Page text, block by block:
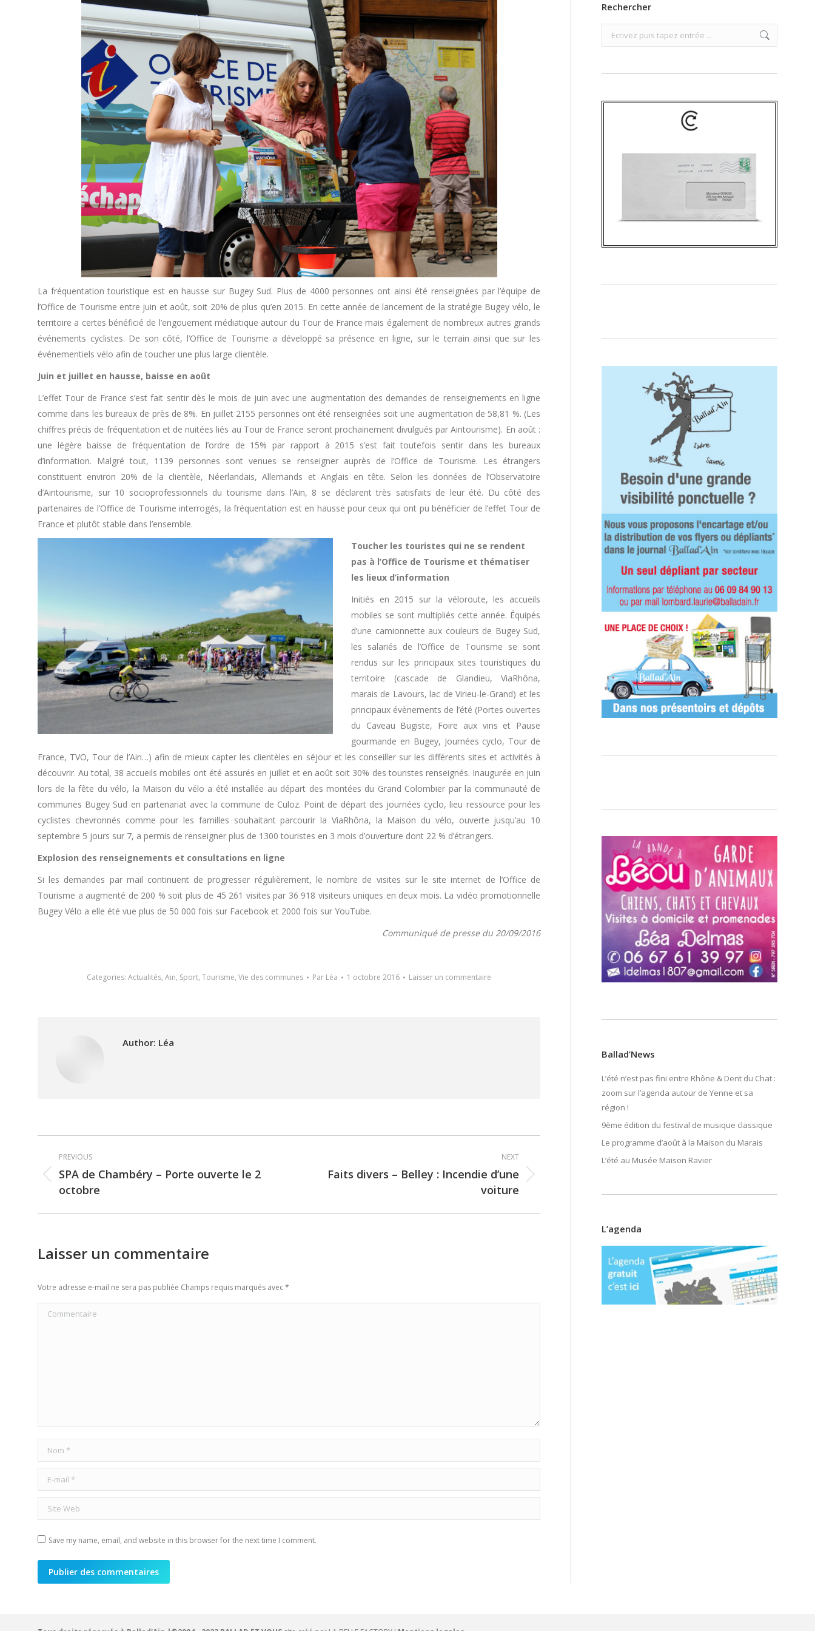
La fréquentation touristique est en hausse sur Bugey Sud. Plus de 4000 personnes ont ainsi été renseignées par l’équipe de
l’Office de Tourisme entre juin et août, soit 20% de plus qu’en 2015. En cette année de lancement de la stratégie Bugey vélo, le
territoire a certes bénéficié de l’engouement médiatique autour du Tour de France mais également de nombreux autres grands
événements cyclistes. De son côté, l’Office de Tourisme a développé sa présence en ligne, sur le terrain ainsi que sur les
événementiels vélo afin de toucher une plus large clientèle.
Juin et juillet en hausse, baisse en août
L’effet Tour de France s’est fait sentir dès le mois de juin avec une augmentation des demandes de renseignements en ligne
comme dans les bureaux de près de 8%. En juillet 2155 personnes ont été renseignées soit une augmentation de 58,81 %. (Les
chiffres précis de fréquentation et de nuitées liés au Tour de France seront prochainement divulgués par Aintourisme). En août :
une légère baisse de fréquentation de l’ordre de 15% par rapport à 2015 s’est fait toutefois sentir dans les bureaux
d’information. Malgré tout, 1139 personnes sont venues se renseigner auprès de l’Office de Tourisme. Les étrangers
constituent environ 20% de la clientèle, Néerlandais, Allemands et Anglais en tête. Selon les données de l’Observatoire
d’Aintourisme, sur 10 socioprofessionnels du tourisme dans l’Ain, 8 se déclarent très satisfaits de leur été. Du côté des
partenaires de l’Office de Tourisme interrogés, la fréquentation est en hausse pour ceux qui ont pu bénéficier de l’effet Tour de
France et plutôt stable dans l’ensemble.
Toucher les touristes qui ne se rendent
pas à l’Office de Tourisme et thématiser
les lieux d’information
Initiés en 2015 sur la véloroute, les accueils
mobiles se sont multipliés cette année. Équipés
d’une camionnette aux couleurs de Bugey Sud,
les salariés de l’Office de Tourisme se sont
rendus sur les principaux sites touristiques du
territoire (cascade de Glandieu, ViaRhôna,
marais de Lavours, lac de Virieu-le-Grand) et les
principaux évènements de l’été (Portes ouvertes
du Caveau Bugiste, Foire aux vins et Pause
gourmande en Bugey, Journées cyclo, Tour de
France, TVO, Tour de l’Ain…) afin de mieux capter les clientèles en séjour et les conseiller sur les différents sites et activités à
découvrir. Au total, 38 accueils mobiles ont été assurés en juillet et en août soit 30% des touristes renseignés. Inaugurée en juin
lors de la fête du vélo, la Maison du vélo a été installée au départ des montées du Grand Colombier par la communauté de
communes Bugey Sud en partenariat avec la commune de Culoz. Point de départ des journées cyclo, lieu ressource pour les
cyclistes chevronnés comme pour les familles souhaitant parcourir la ViaRhôna, la Maison du vélo, ouverte jusqu’au 10
septembre 5 jours sur 7, a permis de renseigner plus de 1300 touristes en 3 mois d’ouverture dont 22 % d’étrangers.
Explosion des renseignements et consultations en ligne
Si les demandes par mail continuent de progresser régulièrement, le nombre de visites sur le site internet de l’Office de
Tourisme a augmenté de 200 % soit plus de 45 261 visites par 36 918 visiteurs uniques en deux mois. La vidéo promotionnelle
Bugey Vélo a elle été vue plus de 50 000 fois sur Facebook et 2000 fois sur YouTube.
Communiqué de presse du 20/09/2016
Categories: Actualités, Ain, Sport, Tourisme, Vie des communes Par Léa 1 octobre 2016 Laisser un commentaire
Author: Léa
Post
navigation
PREVIOUS
Previous
post:
SPA de Chambéry – Porte ouverte le 2
octobre
NEXT
Faits divers – Belley : Incendie d’une
voiture
Laisser un commentaire
Votre adresse e-mail ne sera pas publiée Champs requis marqués avec*
Commentaire
Nom *
E-mail *
Site Web
Save my name, email, and website in this browser for the next time I comment.
Publier des commentaires
Rechercher
Search:
Ballad’News
L’été n’est pas fini entre Rhône & Dent du Chat :
zoom sur l’agenda autour de Yenne et sa
région !
9ème édition du festival de musique classique
Le programme d’août à la Maison du Marais
L’été au Musée Maison Ravier
L’agenda